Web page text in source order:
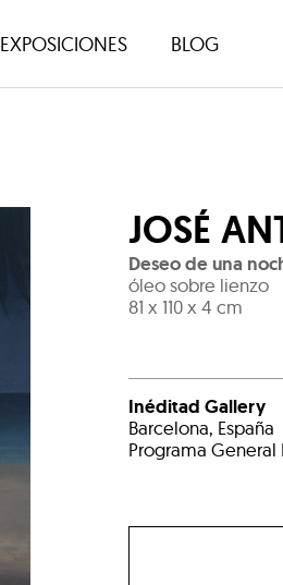
EXPOSICIONES BLOG
JOSÉ
Deseo de una
óleo sobre lienzo
81 x 110 x 4 cm
Inéditad Gallery
Barcelona, España
Programa General